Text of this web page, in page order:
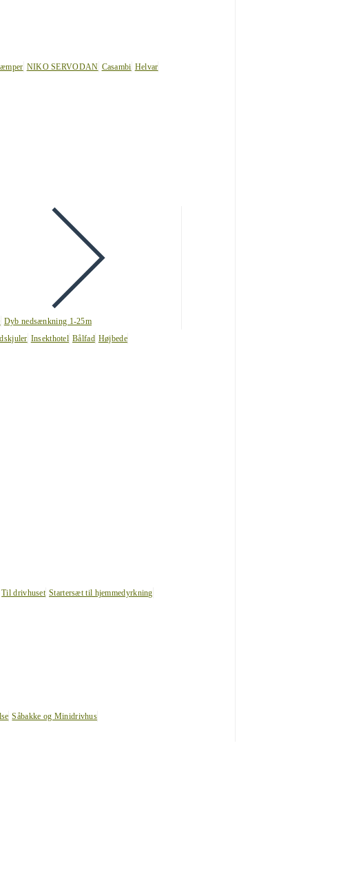
NIKO SERVODAN Casambi Helvar
Dyb nedsænkning 1-25m
Insekthotel Bålfad Højbede
Til drivhuset Startersæt til hjemmedyrkning
Såbakke og Minidrivhus